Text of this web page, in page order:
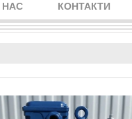
НАС КОНТАКТИ